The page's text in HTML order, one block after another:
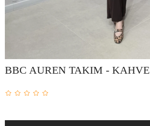
BBC AUREN TAKIM - KAHVE